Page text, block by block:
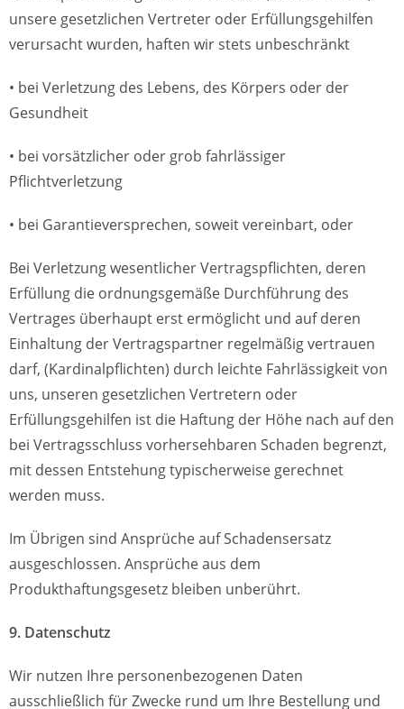
unsere gesetzlichen Vertreter oder Erfüllungsgehilfen
verursacht wurden, haften wir stets unbeschränkt
• bei Verletzung des Lebens, des Körpers oder der
Gesundheit
• bei vorsätzlicher oder grob fahrlässiger
Pflichtverletzung
• bei Garantieversprechen, soweit vereinbart, oder
Bei Verletzung wesentlicher Vertragspflichten, deren
Erfüllung die ordnungsgemäße Durchführung des
Vertrages überhaupt erst ermöglicht und auf deren
Einhaltung der Vertragspartner regelmäßig vertrauen
darf, (Kardinalpflichten) durch leichte Fahrlässigkeit von
uns, unseren gesetzlichen Vertretern oder
Erfüllungsgehilfen ist die Haftung der Höhe nach auf den
bei Vertragsschluss vorhersehbaren Schaden begrenzt,
mit dessen Entstehung typischerweise gerechnet
werden muss.
Im Übrigen sind Ansprüche auf Schadensersatz
ausgeschlossen. Ansprüche aus dem
Produkthaftungsgesetz bleiben unberührt.
9. Datenschutz
Wir nutzen Ihre personenbezogenen Daten
ausschließlich für Zwecke rund um Ihre Bestellung und